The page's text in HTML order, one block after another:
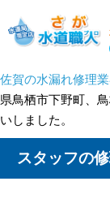
佐賀の水漏れ修理
県鳥栖市下野町、
いしました。
スタッフの